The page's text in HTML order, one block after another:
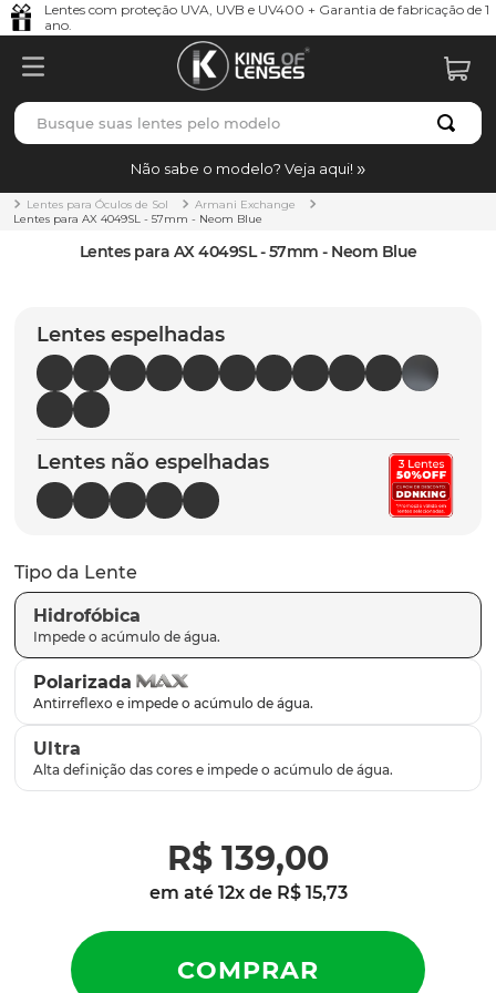
Lentes com proteção UVA, UVB e UV400 + Garantia de fabricação de 1
ano.
Busque suas lentes pelo modelo
Não sabe o modelo? Veja aqui!
Lentes para Óculos de Sol
Armani Exchange
Lentes para AX 4049SL - 57mm - Neom Blue
Lentes para AX 4049SL - 57mm - Neom Blue
Lentes espelhadas
Lentes não espelhadas
Tipo da Lente
Hidrofóbica
Polarizada
Ultra
R$ 139,00
em até 12x de R$ 15,73
TERMOS MAIS BUSCADOS
1º borrachas
holbrook
5º chaves
6º t-shock
7º gasket
8º parafusos
9º latch